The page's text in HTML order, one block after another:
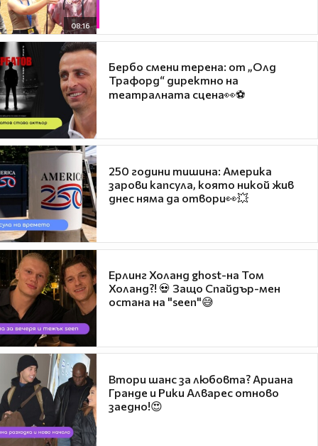
08:16
Бербо смени терена: от „Олд
Трафорд“ директно на
театралната сцена👀⚽
250 години тишина: Америка
зарови капсула, която никой жив
днес няма да отвори👀💥
Ерлинг Холанд ghost-на Том
Холанд?! 💀 Защо Спайдър-мен
остана на "seen"😅
Втори шанс за любовта? Ариана
Гранде и Рики Алварес отново
заедно!😍